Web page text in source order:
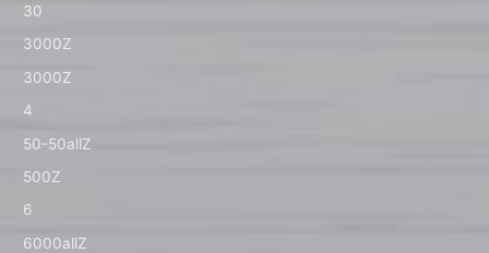
30
3000Z
3000Z
4
50-50allZ
500Z
6
6000allZ